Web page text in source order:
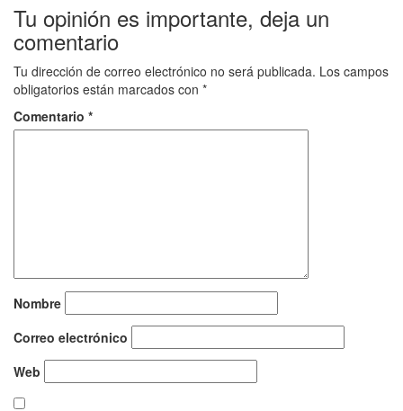
Tu opinión es importante, deja un
comentario
Tu dirección de correo electrónico no será publicada. Los campos
obligatorios están marcados con *
Comentario *
Nombre
Correo electrónico
Web